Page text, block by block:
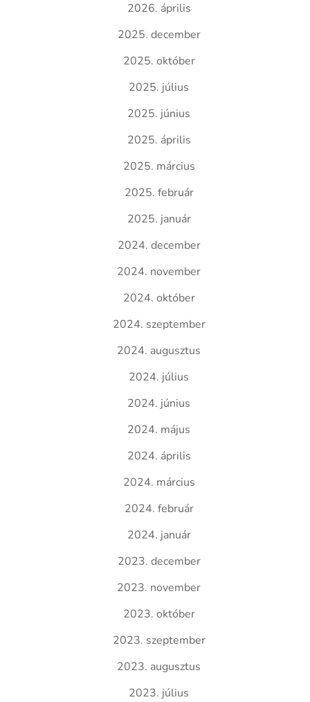
2026. április
2025. december
2025. október
2025. július
2025. június
2025. április
2025. március
2025. február
2025. január
2024. december
2024. november
2024. október
2024. szeptember
2024. augusztus
2024. július
2024. június
2024. május
2024. április
2024. március
2024. február
2024. január
2023. december
2023. november
2023. október
2023. szeptember
2023. augusztus
2023. július